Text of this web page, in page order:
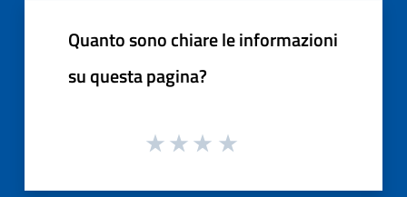
Quanto sono chiare le informazioni
su questa pagina?